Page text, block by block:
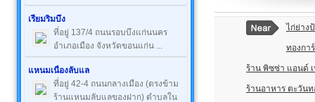
เรียมริมบึง
ที่อยู่ 137/4 ถนนรอบบึงแก่นนคร
อำเภอเมือง จังหวัดขอนแก่น ...
แหนมเนืองลับแล
ที่อยู่ 42-4 ถนนกลางเมือง (ตรงข้าม
ร้านแหนมลับแลของฝาก) ตำบลใน
ไก่ย่าง
ทองกา
ร้าน พิซซ่า แอนด์
ร้านอาหาร ตะวันท